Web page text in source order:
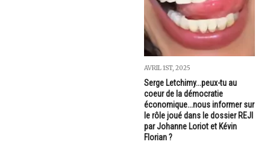
AVRIL 1ST, 2025
Serge Letchimy...peux-tu au
coeur de la démocratie
économique...nous informer sur
le rôle joué dans le dossier REJI
par Johanne Loriot et Kévin
Florian ?